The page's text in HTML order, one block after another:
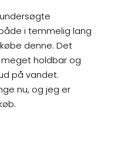
undersøgte
i temmelig lang
denne. Det
holdbar og
på vandet.
nu, og jeg er